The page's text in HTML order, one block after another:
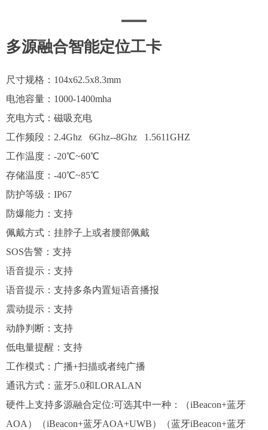
多源融合智能定位工卡
尺寸规格：104x62.5x8.3mm
电池容量：1000-1400mha
充电方式：磁吸充电
工作频段：2.4Ghz 6Ghz--8Ghz 1.5611GHZ
工作温度：-20℃~60℃
存储温度：-40℃~85℃
防护等级：IP67
防爆能力：支持
佩戴方式：挂脖子上或者腰部佩戴
SOS告警：支持
语音提示：支持
语音提示：支持多条内置短语音播报
震动提示：支持
动静判断：支持
低电量提醒：支持
工作模式：广播+扫描或者纯广播
通讯方式：蓝牙5.0和LORALAN
硬件上支持多源融合定位:可选其中一种：（iBeacon+蓝牙
AOA）（iBeacon+蓝牙AOA+UWB）（蓝牙iBeacon+蓝牙